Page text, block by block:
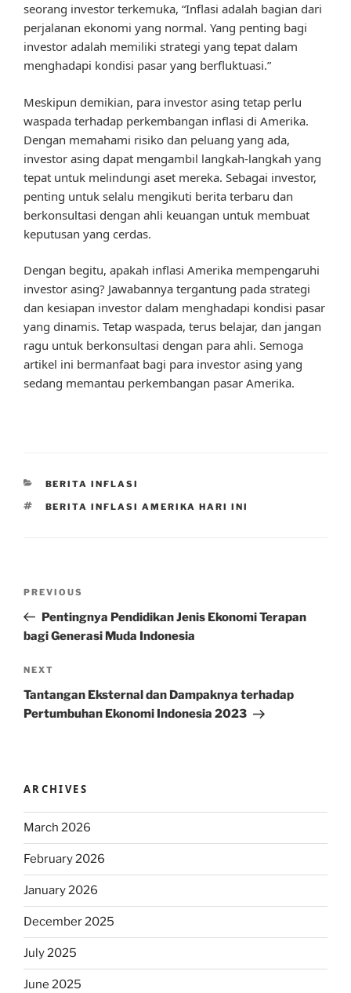
seorang investor terkemuka, “Inflasi adalah bagian dari
perjalanan ekonomi yang normal. Yang penting bagi
investor adalah memiliki strategi yang tepat dalam
menghadapi kondisi pasar yang berfluktuasi.”
Meskipun demikian, para investor asing tetap perlu
waspada terhadap perkembangan inflasi di Amerika.
Dengan memahami risiko dan peluang yang ada,
investor asing dapat mengambil langkah-langkah yang
tepat untuk melindungi aset mereka. Sebagai investor,
penting untuk selalu mengikuti berita terbaru dan
berkonsultasi dengan ahli keuangan untuk membuat
keputusan yang cerdas.
Dengan begitu, apakah inflasi Amerika mempengaruhi
investor asing? Jawabannya tergantung pada strategi
dan kesiapan investor dalam menghadapi kondisi pasar
yang dinamis. Tetap waspada, terus belajar, dan jangan
ragu untuk berkonsultasi dengan para ahli. Semoga
artikel ini bermanfaat bagi para investor asing yang
sedang memantau perkembangan pasar Amerika.
CATEGORIES
BERITA INFLASI
TAGS
BERITA INFLASI AMERIKA HARI INI
Previous
Post
PREVIOUS
Pentingnya Pendidikan Jenis Ekonomi Terapan
bagi Generasi Muda Indonesia
Next
Post
NEXT
Tantangan Eksternal dan Dampaknya terhadap
Pertumbuhan Ekonomi Indonesia 2023
ARCHIVES
March 2026
February 2026
January 2026
December 2025
July 2025
June 2025